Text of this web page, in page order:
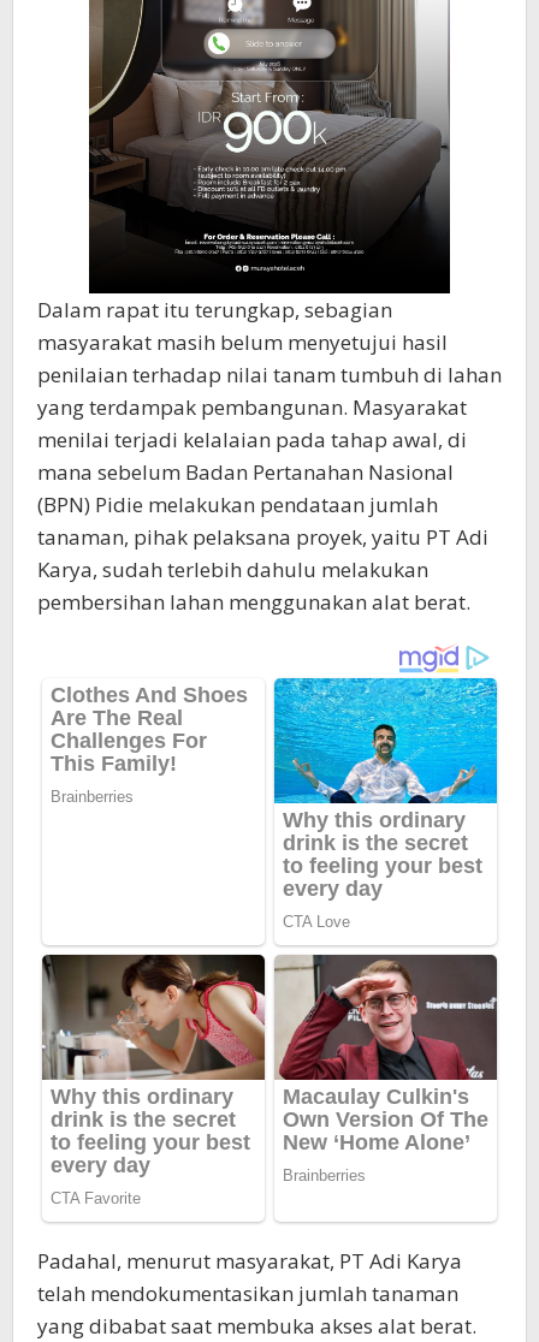
Dalam rapat itu terungkap, sebagian
masyarakat masih belum menyetujui hasil
penilaian terhadap nilai tanam tumbuh di lahan
yang terdampak pembangunan. Masyarakat
menilai terjadi kelalaian pada tahap awal, di
mana sebelum Badan Pertanahan Nasional
(BPN) Pidie melakukan pendataan jumlah
tanaman, pihak pelaksana proyek, yaitu PT Adi
Karya, sudah terlebih dahulu melakukan
pembersihan lahan menggunakan alat berat.
Padahal, menurut masyarakat, PT Adi Karya
telah mendokumentasikan jumlah tanaman
yang dibabat saat membuka akses alat berat.